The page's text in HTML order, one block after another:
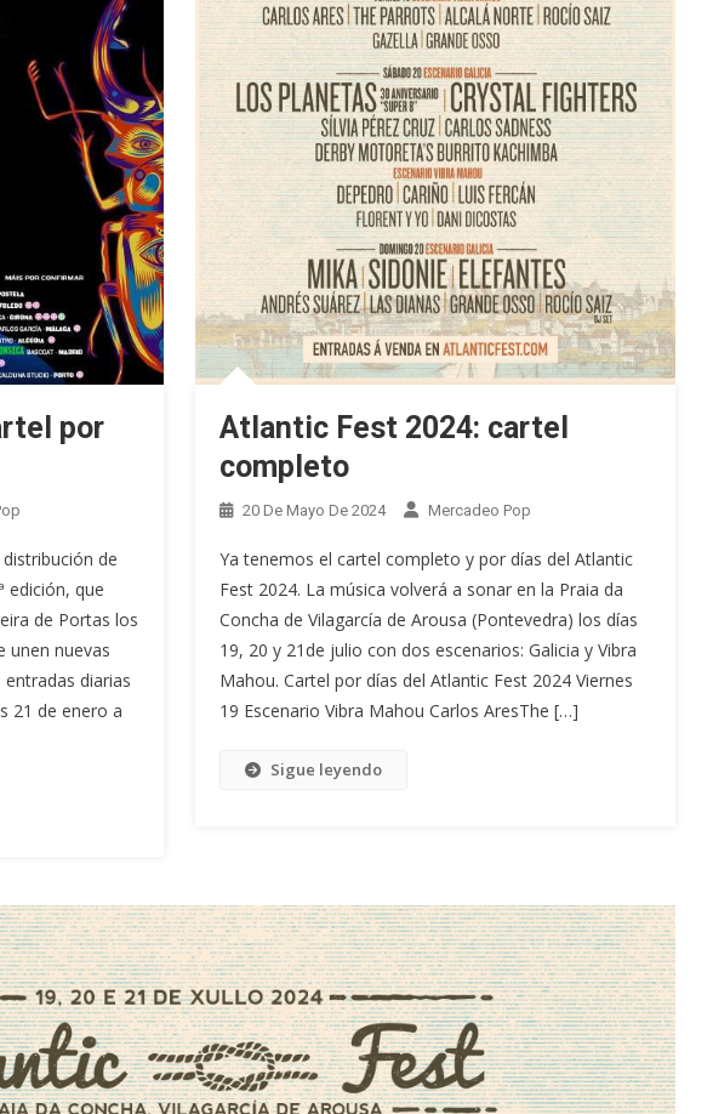
por
de
edición, que
de Portas los
unen nuevas
diarias
21 de enero a
Atlantic Fest 2024: cartel
completo
20 De Mayo De 2024 Mercadeo Pop
Ya tenemos el cartel completo y por días del Atlantic
Fest 2024. La música volverá a sonar en la Praia da
Concha de Vilagarcía de Arousa (Pontevedra) los días
19, 20 y 21de julio con dos escenarios: Galicia y Vibra
Mahou. Cartel por días del Atlantic Fest 2024 Viernes
19 Escenario Vibra Mahou Carlos AresThe […]
Sigue leyendo